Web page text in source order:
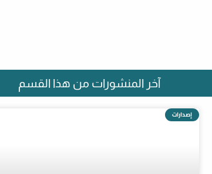
آخر المنشورات من هذا القسم
إصدارات